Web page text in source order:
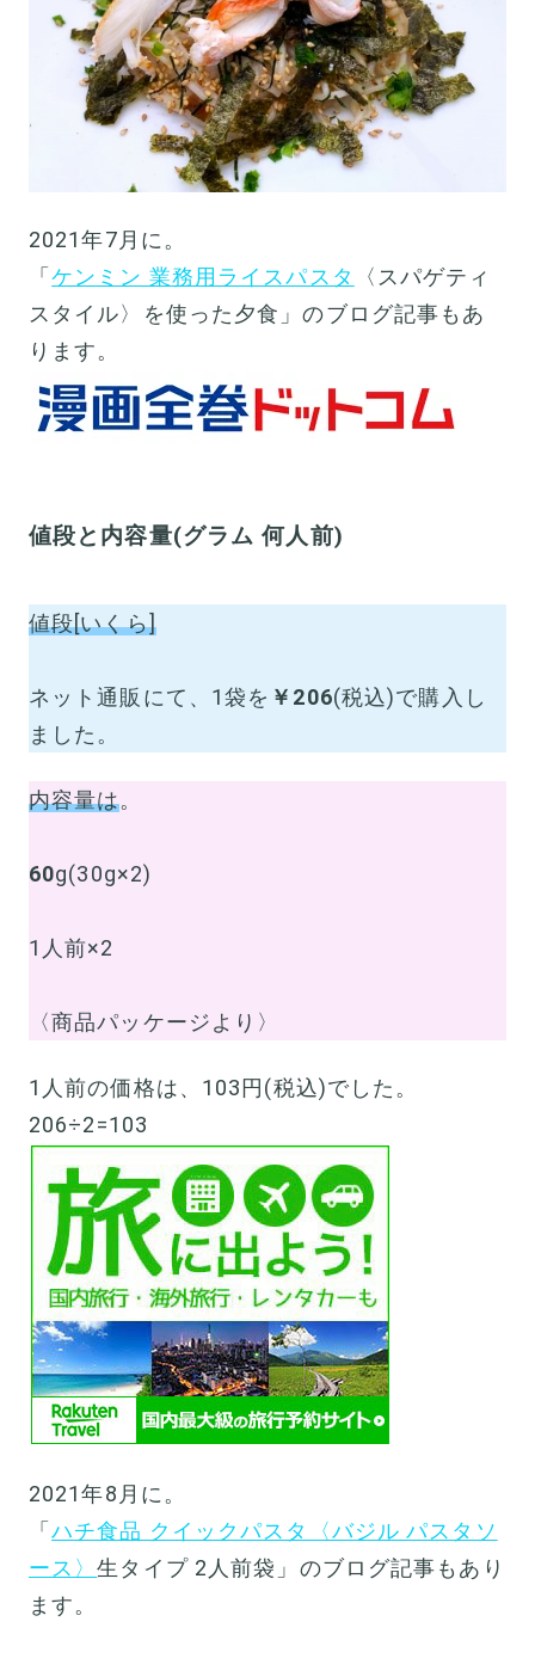
2021年7月に。
「ケンミン 業務用ライスパスタ
〈スパゲティ
スタイル〉を使った夕食」のブログ記事もあ
ります。
値段と内容量(グラム 何人前)
値段[いくら]
ネット通販にて、1袋を ￥206(税込)で購入し
ました。
内容量は。
60g(30g×2)
1人前×2
〈商品パッケージより〉
1人前の価格は、103円(税込)でした。
206÷2=103
2021年8月に。
「ハチ食品 クイックパスタ〈バジル パスタソ
ース〉生タイプ 2人前袋」のブログ記事もあり
ます。